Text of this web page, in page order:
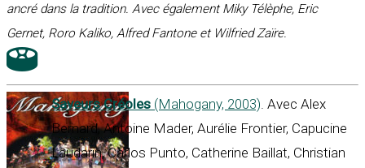
ancré dans la tradition. Avec également Miky Télèphe, Eric
Gernet, Roro Kaliko, Alfred Fantone et Wilfried Zaïre.
Saveurs Créoles (Mahogany, 2003). Avec Alex
Bernard, Antoine Mader, Aurélie Frontier, Capucine
Laudarin, Carlos Punto, Catherine Baillat, Christian